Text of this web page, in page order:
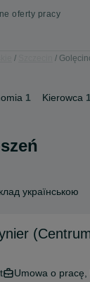
oferty pracy
1 Kierowca 1
українською
Umowa o